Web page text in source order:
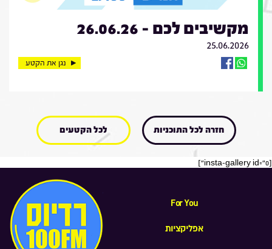
מקשיבים לכם - 26.06.26
25.06.2026
נגן את הקטע
חזרה לכל התוכניות לכל הקטעים
[insta-gallery id="0"]
For You
אפליקציות